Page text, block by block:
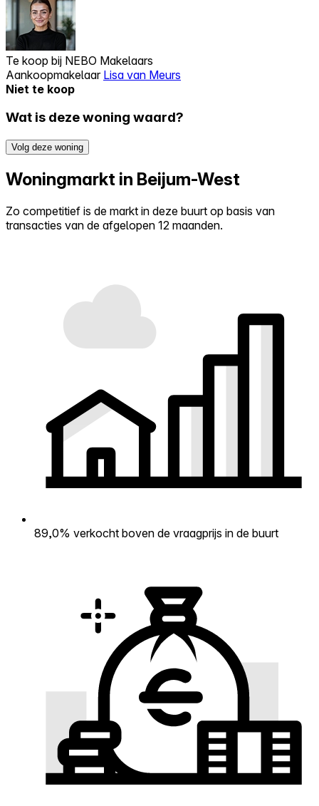
Te koop bij NEBO Makelaars
Aankoopmakelaar Lisa van Meurs
Niet te koop
Wat is deze woning waard?
Volg deze woning
Woningmarkt in Beijum-West
Zo competitief is de markt in deze buurt op basis van
transacties van de afgelopen 12 maanden.
89,0% verkocht boven de vraagprijs in de buurt